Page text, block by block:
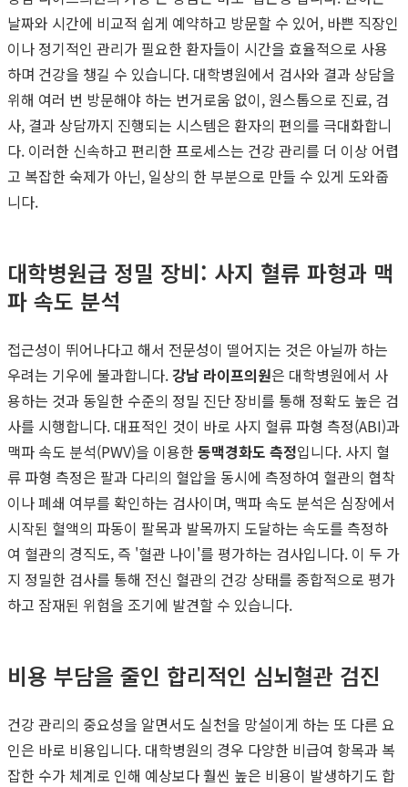
날짜와 시간에 비교적 쉽게 예약하고 방문할 수 있어, 바쁜 직장인
이나 정기적인 관리가 필요한 환자들이 시간을 효율적으로 사용
하며 건강을 챙길 수 있습니다. 대학병원에서 검사와 결과 상담을
위해 여러 번 방문해야 하는 번거로움 없이, 원스톱으로 진료, 검
사, 결과 상담까지 진행되는 시스템은 환자의 편의를 극대화합니
다. 이러한 신속하고 편리한 프로세스는 건강 관리를 더 이상 어렵
고 복잡한 숙제가 아닌, 일상의 한 부분으로 만들 수 있게 도와줍
니다.
대학병원급 정밀 장비: 사지 혈류 파형과 맥
파 속도 분석
접근성이 뛰어나다고 해서 전문성이 떨어지는 것은 아닐까 하는
우려는 기우에 불과합니다. 강남 라이프의원은 대학병원에서 사
용하는 것과 동일한 수준의 정밀 진단 장비를 통해 정확도 높은 검
사를 시행합니다. 대표적인 것이 바로 사지 혈류 파형 측정(ABI)과
맥파 속도 분석(PWV)을 이용한동맥경화도 측정입니다. 사지 혈
류 파형 측정은 팔과 다리의 혈압을 동시에 측정하여 혈관의 협착
이나 폐쇄 여부를 확인하는 검사이며, 맥파 속도 분석은 심장에서
시작된 혈액의 파동이 팔목과 발목까지 도달하는 속도를 측정하
여 혈관의 경직도, 즉 '혈관 나이'를 평가하는 검사입니다. 이 두 가
지 정밀한 검사를 통해 전신 혈관의 건강 상태를 종합적으로 평가
하고 잠재된 위험을 조기에 발견할 수 있습니다.
비용 부담을 줄인 합리적인 심뇌혈관 검진
건강 관리의 중요성을 알면서도 실천을 망설이게 하는 또 다른 요
인은 바로 비용입니다. 대학병원의 경우 다양한 비급여 항목과 복
잡한 수가 체계로 인해 예상보다 훨씬 높은 비용이 발생하기도 합